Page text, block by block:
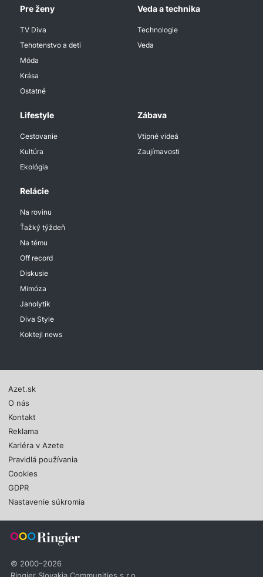
Pre ženy
TV Diva
Tehotenstvo a deti
Móda
Krása
Ostatné
Veda a technika
Technologie
Veda
Lifestyle
Cestovanie
Kultúra
Ekológia
Zábava
Vtipné videá
Zaujímavosti
Relácie
Na rovinu
Ťažký týždeň
Na tému
Off record
Diskusie
Mimóza
Janolytik
Diva Style
Koktejl news
Azet.sk
O nás
Kontakt
Reklama
Kariéra v Azete
Pravidlá používania
Cookies
GDPR
Nastavenie súkromia
© 2000–2026